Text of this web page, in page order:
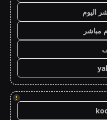
اليوم
مباشر
!